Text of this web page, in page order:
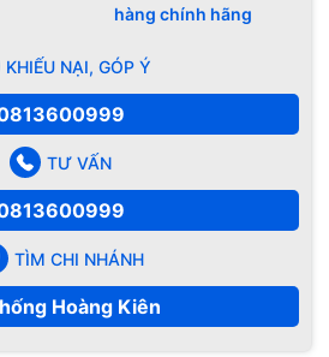
hàng chính hãng
KHIẾU NẠI, GÓP Ý
TƯ VẤN
TÌM CHI NHÁNH
Hoàng Kiên